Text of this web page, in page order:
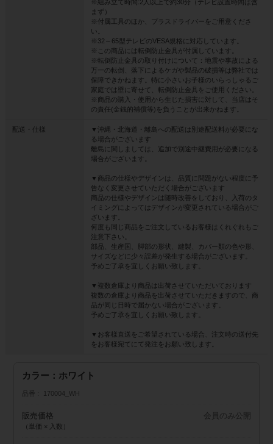
※組み立て時間:2人以上で約30分（テレビ設置時間は含
まず）
※付属工具のほか、プラスドライバーをご用意くださ
い。
※32～65型テレビのVESA規格に対応しています。
※この商品には転倒防止金具が付属しています。
※転倒防止金具の取り付けについて：地震や事故による
万一の転倒、落下によるケガや製品の破損等は弊社では
保障できかねます。特に小さいお子様のいらっしゃるご
家庭では壁に寄せて、転倒防止金具をご使用ください。
※商品の購入・使用から生じた損害に対して、当店はそ
の責任(金銭的補償等)を負うことが出来かねます。
配送・仕様
▼沖縄・北海道・離島への配送は別途配送料が必要にな
る場合がございます
離島に関しましては、追加で別途中継費用が必要になる
場合がございます。
▼商品の仕様やデザインは、品質に問題がない程度に予
告なく変更させていただく場合がございます
商品の仕様やデザインは随時改善をしており、入荷のタ
イミングによってはデザインが変更されている場合がご
ざいます。
何度も同じ商品をご注文しているお客様はくれぐれもご
注意下さい。
部品、生産国、脚部の形状、縫製、カバー類の色や形、
サイズなどに少々誤差が発生する場合がございます。
予めご了承を宜しくお願い致します。
▼複数倉庫より商品は出荷させていただいております
複数の倉庫より商品を出荷させていただきますので、商
品が同じ日時で届かない場合がございます。
予めご了承を宜しくお願い致します。
▼お客様直送をご希望されている場合、注文時の送付先
をお客様宛てにて発注をお願い致します。
カラー：ホワイト
品番 170004_WH
販売価格
（単価 × 入数）
会員のみ公開